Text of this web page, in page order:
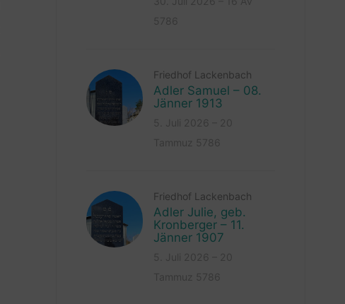
Friedhof Lackenbach
Adler Samuel – 08.
Jänner 1913
Friedhof Lackenbach
Adler Julie, geb.
Kronberger – 11.
Jänner 1907